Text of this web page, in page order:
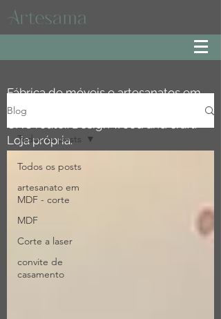
Fábrica de móveis e artesanatos em
MDF, especialista em corte a laser e
CNC router. Design wood and craft.
Loja própria.
Blog
Todos os posts
artesanato em
MDF - corte
MDF
Corte a laser
convite de
casamento
Todos os posts